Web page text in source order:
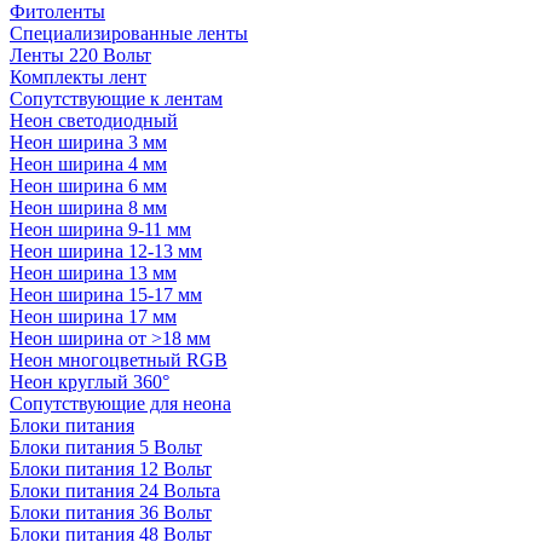
Фитоленты
Специализированные ленты
Ленты 220 Вольт
Комплекты лент
Сопутствующие к лентам
Неон светодиодный
Неон ширина 3 мм
Неон ширина 4 мм
Неон ширина 6 мм
Неон ширина 8 мм
Неон ширина 9-11 мм
Неон ширина 12-13 мм
Неон ширина 13 мм
Неон ширина 15-17 мм
Неон ширина 17 мм
Неон ширина от >18 мм
Неон многоцветный RGB
Неон круглый 360°
Сопутствующие для неона
Блоки питания
Блоки питания 5 Вольт
Блоки питания 12 Вольт
Блоки питания 24 Вольта
Блоки питания 36 Вольт
Блоки питания 48 Вольт